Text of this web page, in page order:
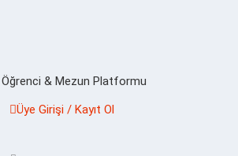
Öğrenci & Mezun Platformu
Üye Girişi / Kayıt Ol